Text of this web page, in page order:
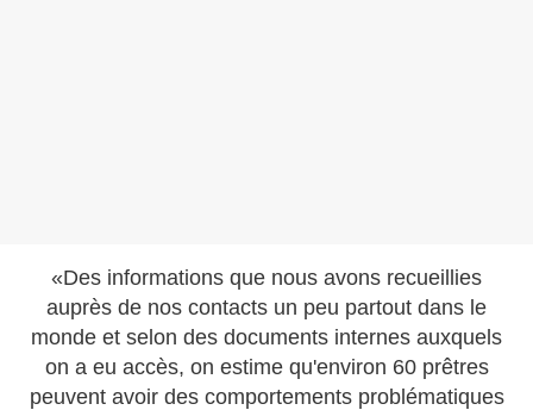
«Des informations que nous avons recueillies
auprès de nos contacts un peu partout dans le
monde et selon des documents internes auxquels
on a eu accès, on estime qu'environ 60 prêtres
peuvent avoir des comportements problématiques